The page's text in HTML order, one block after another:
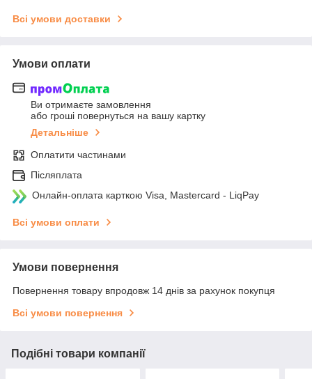
Всі умови доставки
Умови оплати
Ви отримаєте замовлення
або гроші повернуться на вашу картку
Детальніше
Оплатити частинами
Післяплата
Онлайн-оплата карткою Visa, Mastercard - LiqPay
Всі умови оплати
Умови повернення
Повернення товару впродовж 14 днів за рахунок покупця
Всі умови повернення
Подібні товари компанії